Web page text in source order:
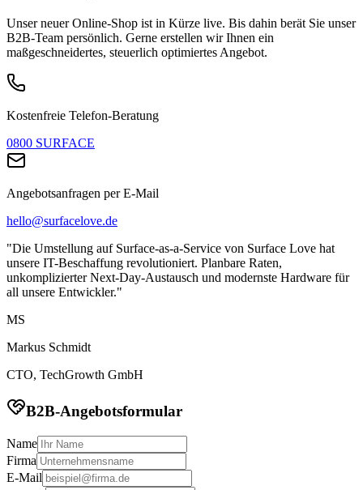
Unser neuer Online-Shop ist in Kürze live. Bis dahin berät Sie unser
B2B-Team persönlich. Gerne erstellen wir Ihnen ein
maßgeschneidertes, steuerlich optimiertes Angebot.
Kostenfreie Telefon-Beratung
0800 SURFACE
Angebotsanfragen per E-Mail
hello@surfacelove.de
"Die Umstellung auf Surface-as-a-Service von Surface Love hat
unsere IT-Beschaffung revolutioniert. Planbare Raten,
unkomplizierter Next-Day-Austausch und modernste Hardware für
all unsere Entwickler."
MS
Markus Schmidt
CTO, TechGrowth GmbH
B2B-Angebotsformular
Name
Firma
E-Mail